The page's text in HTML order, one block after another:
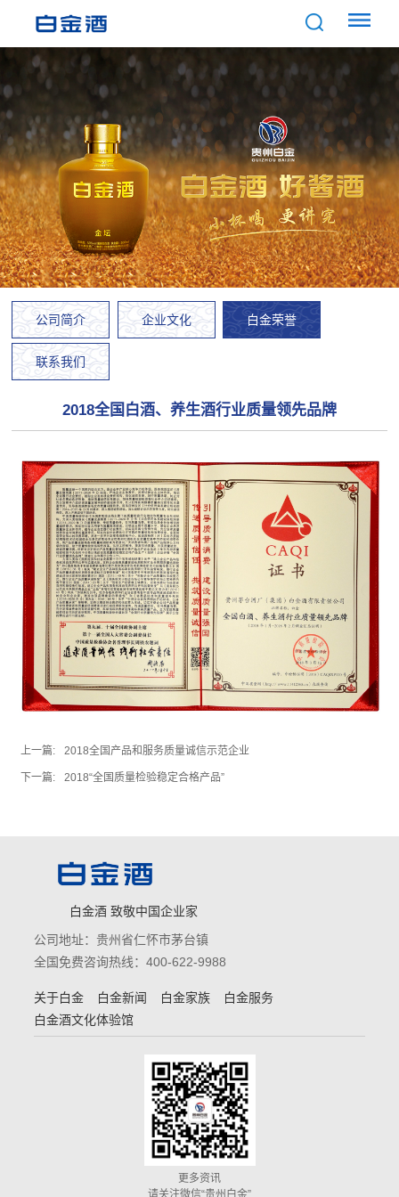
公司简介 企业文化 白金荣誉
联系我们
2018全国白酒、养生酒行业质量领先品牌
上一篇: 2018全国产品和服务质量诚信示范企业
下一篇: 2018“全国质量检验稳定合格产品”
白金酒 致敬中国企业家
公司地址：贵州省仁怀市茅台镇
全国免费咨询热线：400-622-9988
关于白金 白金新闻 白金家族
白金服务
白金酒文化体验馆
更多资讯
请关注微信“贵州白金”